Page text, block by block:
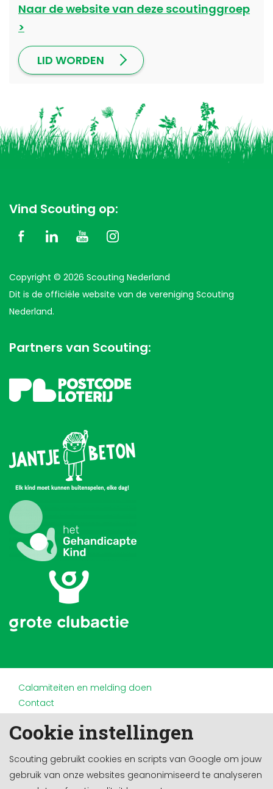
Cookie instellingen
Scouting gebruikt cookies en scripts van Google om jouw
gebruik van onze websites geanonimiseerd te analyseren
Naar de website van deze scoutinggroep
LID WORDEN
Vind Scouting op:
Copyright © 2026 Scouting Nederland
Dit is de officiële website van de vereniging Scouting
Nederland.
Partners van Scouting:
Calamiteiten en melding doen
Contact
Doneren en nalaten
Privacy
Werken bij